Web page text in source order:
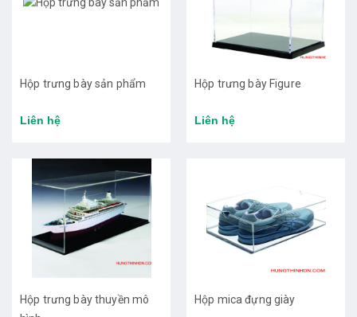
Hộp trưng bày sản phẩm
Liên hệ
Hộp trưng bày Figure
Liên hệ
Hộp trưng bày thuyền mô
Hộp mica đựng giày